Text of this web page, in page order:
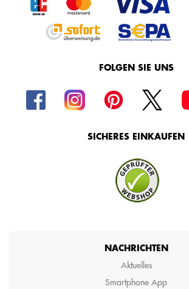
FOLGEN SIE UNS
SICHERES EINKAUFEN
NACHRICHTEN
Aktuelles
Smartphone App